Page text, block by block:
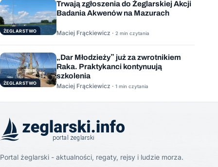
ŻEGLARSTWO
Trwają zgłoszenia do Żeglarskiej Akcji
Badania Akwenów na Mazurach
Maciej Frąckiewicz · 2 min czytania
ŻEGLARSTWO
„Dar Młodzieży” już za zwrotnikiem
Raka. Praktykanci kontynuują
szkolenia
Maciej Frąckiewicz · 1 min czytania
Portal żeglarski - aktualności, regaty, rejsy i ludzie morza.